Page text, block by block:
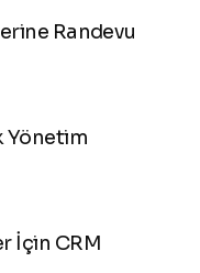
Randevu
Yönetim
İçin CRM